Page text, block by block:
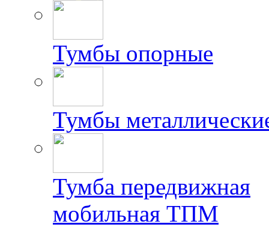
Тумбы опорные
Тумбы
Тумба передвижная
мобильная ТПМ